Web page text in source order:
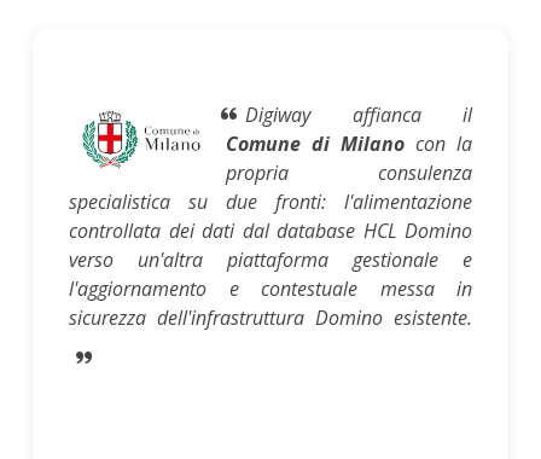
Digiway affianca il
Comune di Milano con la
propria consulenza
specialistica su due fronti: l'alimentazione
controllata dei dati dal database HCL Domino
verso un'altra piattaforma gestionale e
l'aggiornamento e contestuale messa in
sicurezza dell'infrastruttura Domino esistente.